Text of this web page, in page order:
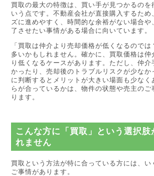
買取の最大の特徴は、買い手が見つかるのを
いう点です。不動産会社が直接購入するため
ズに進めやすく、時間的な余裕がない場合や
了させたい事情がある場合に向いています。
「買取は仲介より売却価格が低くなるのでは
多いかもしれません。確かに、買取価格は仲
り低くなるケースがあります。ただし、仲介
かったり、売却後のトラブルリスクが少なか
に判断するとメリットが大きい場面も少なく
らが合っているかは、物件の状態や売主のご
ります。
こんな方に「買取」という選択肢
れません
買取という方法が特に合っている方には、い
ご事情があります。